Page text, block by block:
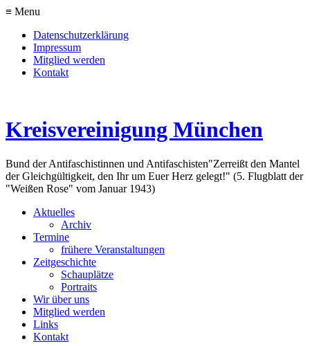
≡ Menu
Datenschutzerklärung
Impressum
Mitglied werden
Kontakt
Kreisvereinigung München
Bund der Antifaschistinnen und Antifaschisten"Zerreißt den Mantel
der Gleichgültigkeit, den Ihr um Euer Herz gelegt!" (5. Flugblatt der
"Weißen Rose" vom Januar 1943)
Aktuelles
Archiv
Termine
frühere Veranstaltungen
Zeitgeschichte
Schauplätze
Portraits
Wir über uns
Mitglied werden
Links
Kontakt